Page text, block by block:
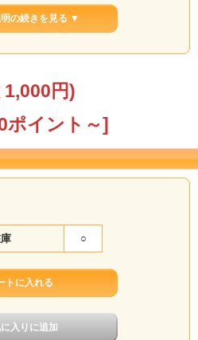
脂／加工澱粉、乳化剤、膨張剤、香料、ソ
）、着色料（カロチン）、（一部に小麦・
）、【ホワイトチョコレート】準チョコレ
乳成分・大豆を含む）
の続きを見る ▼
1,000円)
イント～]
○